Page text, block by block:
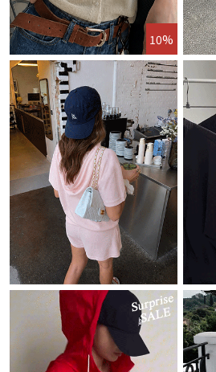
10%